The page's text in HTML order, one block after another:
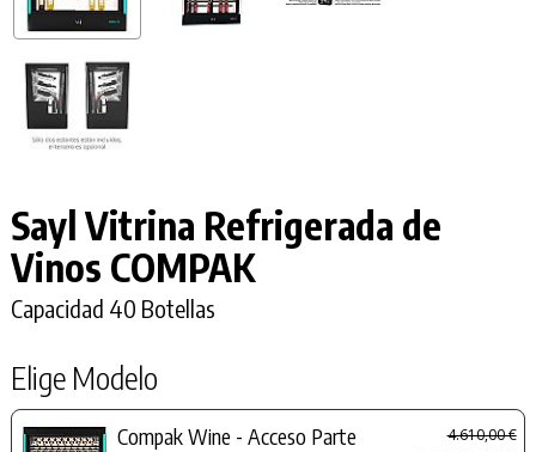
Sayl Vitrina Refrigerada de
Vinos COMPAK
Capacidad 40 Botellas
Elige Modelo
Compak Wine - Acceso Parte
4.610,00 €